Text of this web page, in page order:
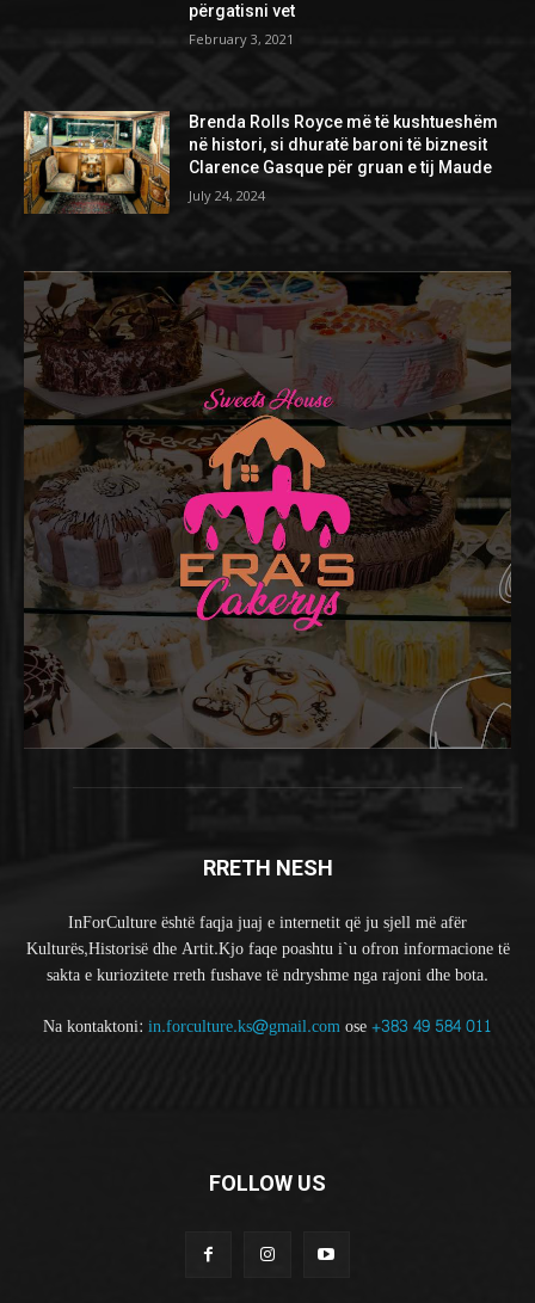
përgatisni vet
February 3, 2021
Brenda Rolls Royce më të kushtueshëm
në histori, si dhuratë baroni të biznesit
Clarence Gasque për gruan e tij Maude
July 24, 2024
RRETH NESH
InForCulture është faqja juaj e internetit që ju sjell më afër
Kulturës,Historisë dhe Artit.Kjo faqe poashtu i`u ofron informacione të
sakta e kuriozitete rreth fushave të ndryshme nga rajoni dhe bota.
Na kontaktoni: in.forculture.ks@gmail.comose+383 49 584 011
FOLLOW US